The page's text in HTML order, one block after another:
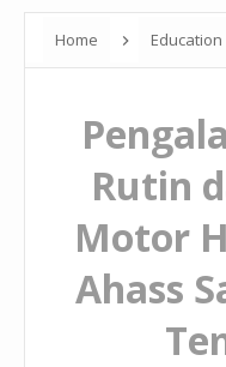
Home Education
Sejati Tembalang
Rutin
Motor
Ahass